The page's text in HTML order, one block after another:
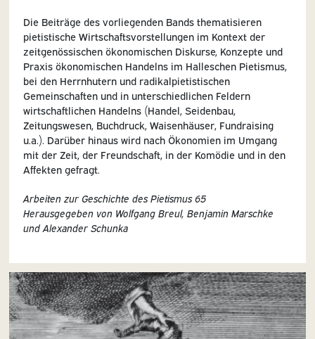
Die Beiträge des vorliegenden Bands thematisieren
pietistische Wirtschaftsvorstellungen im Kontext der
zeitgenössischen ökonomischen Diskurse, Konzepte und
Praxis ökonomischen Handelns im Halleschen Pietismus,
bei den Herrnhutern und radikalpietistischen
Gemeinschaften und in unterschiedlichen Feldern
wirtschaftlichen Handelns (Handel, Seidenbau,
Zeitungswesen, Buchdruck, Waisenhäuser, Fundraising
u.a.). Darüber hinaus wird nach Ökonomien im Umgang
mit der Zeit, der Freundschaft, in der Komödie und in den
Affekten gefragt.
Arbeiten zur Geschichte des Pietismus 65
Herausgegeben von Wolfgang Breul, Benjamin Marschke
und Alexander Schunka